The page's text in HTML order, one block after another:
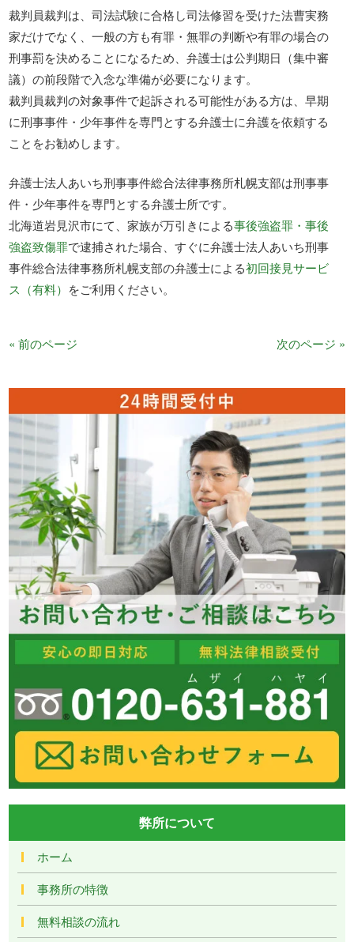
裁判員裁判は、司法試験に合格し司法修習を受けた法曹実務
家だけでなく、一般の方も有罪・無罪の判断や有罪の場合の
刑事罰を決めることになるため、弁護士は公判期日（集中審
議）の前段階で入念な準備が必要になります。
裁判員裁判の対象事件で起訴される可能性がある方は、早期
に刑事事件・少年事件を専門とする弁護士に弁護を依頼する
ことをお勧めします。
弁護士法人あいち刑事事件総合法律事務所札幌支部は刑事事
件・少年事件を専門とする弁護士所です。
北海道岩見沢市にて、家族が万引きによる事後強盗罪・事後
強盗致傷罪で逮捕された場合、すぐに弁護士法人あいち刑事
事件総合法律事務所札幌支部の弁護士による初回接見サービ
ス（有料） をご利用ください。
« 前のページ 次のページ »
弊所について
ホーム
事務所の特徴
無料相談の流れ